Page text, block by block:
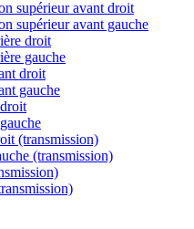
supérieur avant droit
supérieur avant gauche
droit
gauche
droit
gauche
(transmission)
(transmission)